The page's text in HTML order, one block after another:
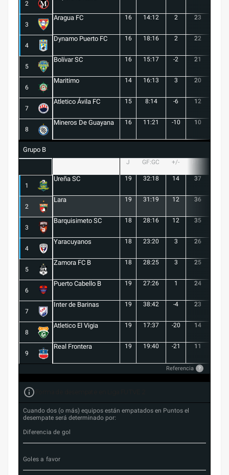
2
3
Aragua FC 16 14:12 2 23
4
Dynamo Puerto FC 16 18:16 2 22
5
Bolívar SC 16 15:17 -2 21
6
Maritimo 14 16:13 3 20
7
Atletico Ávila FC 15 8:14 -6 12
8
Mineros De Guayana 16 11:21 -10 10
Grupo B
J GF:GC +/-
1
Ureña SC 19 32:18 14 37
2
Lara 19 31:19 12 36
3
Barquisimeto SC 18 28:16 12 35
4
Yaracuyanos 18 23:20 3 26
5
Zamora FC B 18 28:25 3 25
6
Puerto Cabello B 19 27:26 1 24
7
Inter de Barinas 19 38:42 -4 23
8
Atletico El Vigia 19 17:37 -20 14
9
Real Frontera 19 19:40 -21 11
Referencia ?
Cuando dos (o más) equipos están empatados en Puntos el
desempate será determinado por:
Diferencia de gol
Goles a favor